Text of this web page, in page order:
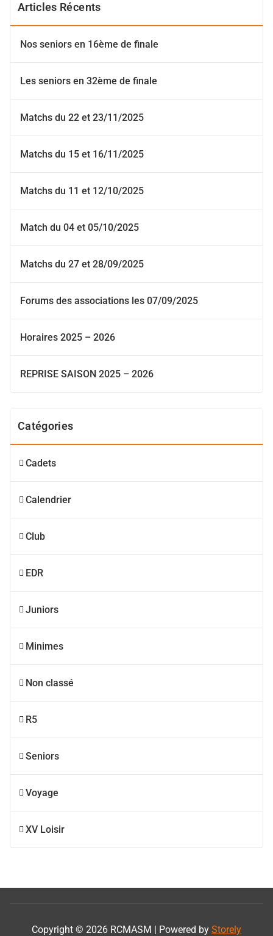
Articles Récents
Nos seniors en 16ème de finale
Les seniors en 32ème de finale
Matchs du 22 et 23/11/2025
Matchs du 15 et 16/11/2025
Matchs du 11 et 12/10/2025
Match du 04 et 05/10/2025
Matchs du 27 et 28/09/2025
Forums des associations les 07/09/2025
Horaires 2025 – 2026
REPRISE SAISON 2025 – 2026
Catégories
Cadets
Calendrier
Club
EDR
Juniors
Minimes
Non classé
R5
Seniors
Voyage
XV Loisir
Copyright © 2026 RCMASM | Powered by Storely